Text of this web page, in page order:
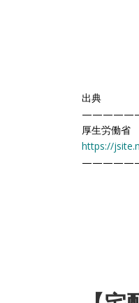
出典
厚生労働省
https://